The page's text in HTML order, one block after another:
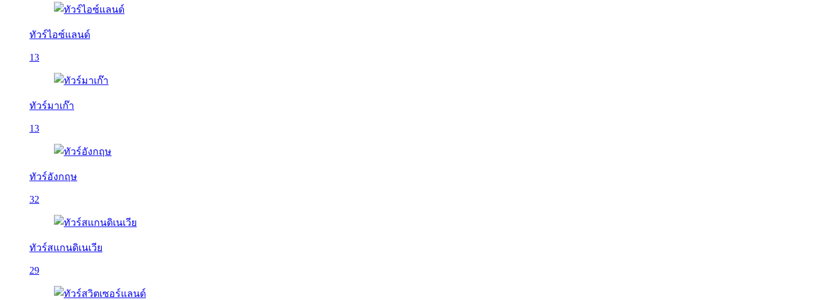
ทัวร์ไอซ์แลนด์
13
ทัวร์มาเก๊า
13
ทัวร์อังกฤษ
32
ทัวร์สแกนดิเนเวีย
29